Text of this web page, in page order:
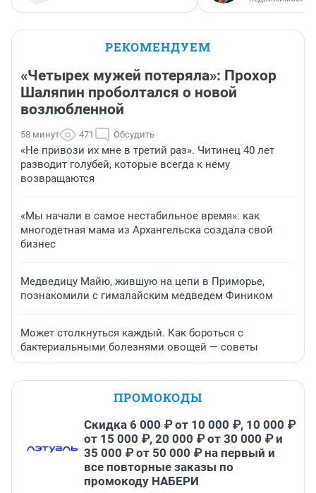
РЕКОМЕНДУЕМ
«Четырех мужей потеряла»: Прохор
Шаляпин проболтался о новой
возлюбленной
58 минут 471 Обсудить
«Не привози их мне в третий раз». Читинец 40 лет
разводит голубей, которые всегда к нему
возвращаются
«Мы начали в самое нестабильное время»: как
многодетная мама из Архангельска создала свой
бизнес
Медведицу Майю, жившую на цепи в Приморье,
познакомили с гималайским медведем Фиником
Может столкнуться каждый. Как бороться с
бактериальными болезнями овощей — советы
ПРОМОКОДЫ
Скидка 6 000 ₽ от 10 000 ₽, 10 000 ₽
от 15 000 ₽, 20 000 ₽ от 30 000 ₽ и
35 000 ₽ от 50 000 ₽ на первый и
все повторные заказы по
промокоду НАБЕРИ